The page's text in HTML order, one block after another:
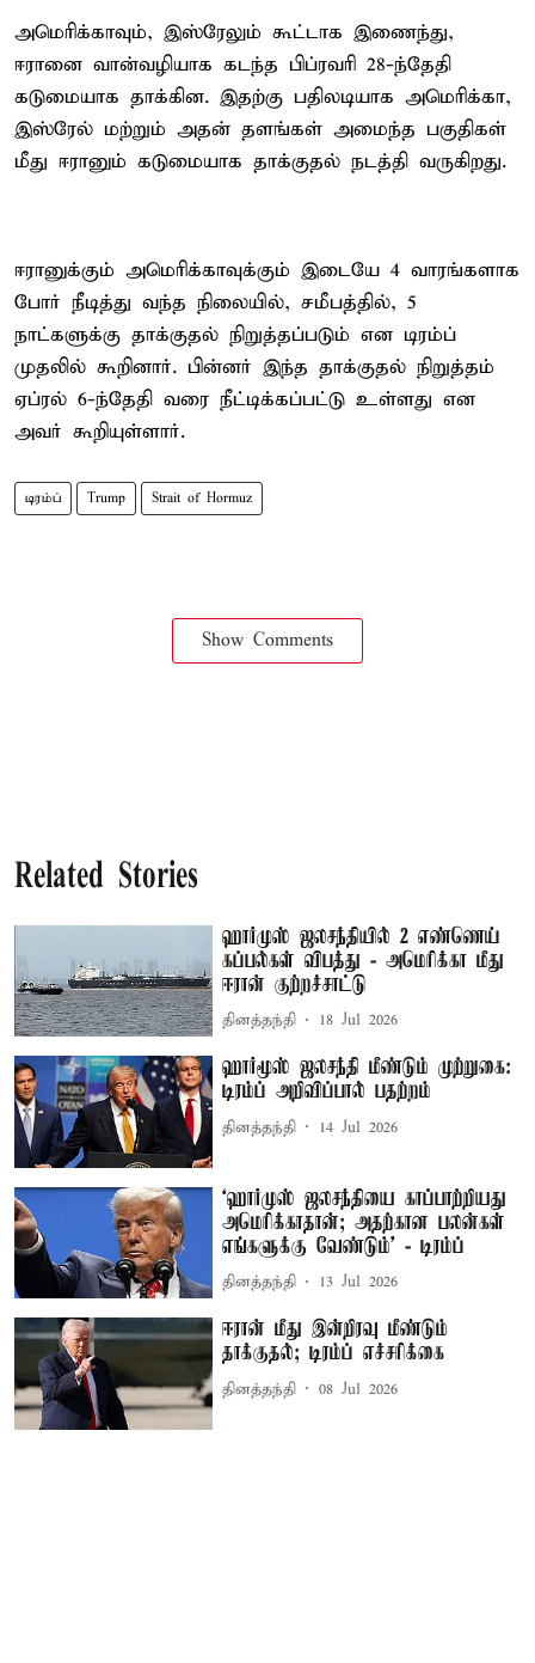
அமெரிக்காவும், இஸ்ரேலும் கூட்டாக இணைந்து,
ஈரானை வான்வழியாக கடந்த பிப்ரவரி 28-ந்தேதி
கடுமையாக தாக்கின. இதற்கு பதிலடியாக அமெரிக்கா,
இஸ்ரேல் மற்றும் அதன் தளங்கள் அமைந்த பகுதிகள்
மீது ஈரானும் கடுமையாக தாக்குதல் நடத்தி வருகிறது.
ஈரானுக்கும் அமெரிக்காவுக்கும் இடையே 4 வாரங்களாக
போர் நீடித்து வந்த நிலையில், சமீபத்தில், 5
நாட்களுக்கு தாக்குதல் நிறுத்தப்படும் என டிரம்ப்
முதலில் கூறினார். பின்னர் இந்த தாக்குதல் நிறுத்தம்
ஏப்ரல் 6-ந்தேதி வரை நீட்டிக்கப்பட்டு உள்ளது என
அவர் கூறியுள்ளார்.
டிரம்ப் Trump Strait of Hormuz
Show Comments
Related Stories
ஹார்முஸ் ஜலசந்தியில் 2 எண்ணெய்
கப்பல்கள் விபத்து - அமெரிக்கா மீது
ஈரான் குற்றச்சாட்டு
தினத்தந்தி 18 Jul 2026
ஹார்மூஸ் ஜலசந்தி மீண்டும் முற்றுகை:
டிரம்ப் அறிவிப்பால் பதற்றம்
தினத்தந்தி 14 Jul 2026
‘ஹார்முஸ் ஜலசந்தியை காப்பாற்றியது
அமெரிக்காதான்; அதற்கான பலன்கள்
எங்களுக்கு வேண்டும்’ - டிரம்ப்
தினத்தந்தி 13 Jul 2026
ஈரான் மீது இன்றிரவு மீண்டும்
தாக்குதல்; டிரம்ப் எச்சரிக்கை
தினத்தந்தி 08 Jul 2026